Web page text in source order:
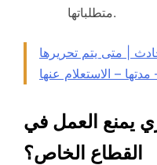
متطلباتها.
| متى يتم تحريرها
مدتها – الاستعلام عنها
يمنع العمل في
القطاع الخاص؟